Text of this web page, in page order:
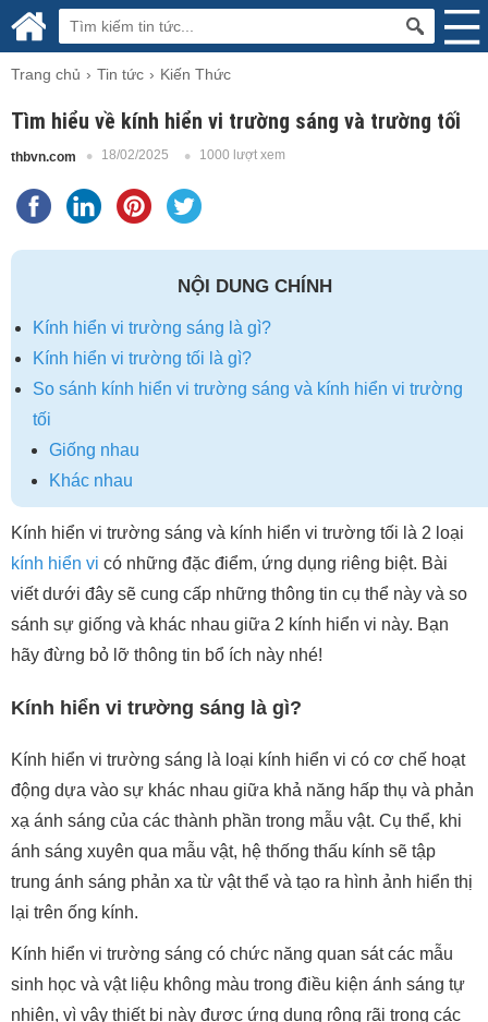
Trang chủ Tin tức Kiến Thức
Tìm hiểu về kính hiển vi trường sáng và trường tối
thbvn.com 18/02/2025 1000 lượt xem
NỘI DUNG CHÍNH
Kính hiển vi trường sáng là gì?
Kính hiển vi trường tối là gì?
So sánh kính hiển vi trường sáng và kính hiển vi trường
tối
Giống nhau
Khác nhau
Kính hiển vi trường sáng và kính hiển vi trường tối là 2 loại
kính hiển vi có những đặc điểm, ứng dụng riêng biệt. Bài
viết dưới đây sẽ cung cấp những thông tin cụ thể này và so
sánh sự giống và khác nhau giữa 2 kính hiển vi này. Bạn
hãy đừng bỏ lỡ thông tin bổ ích này nhé!
Kính hiển vi trường sáng là gì?
Kính hiển vi trường sáng là loại kính hiển vi có cơ chế hoạt
động dựa vào sự khác nhau giữa khả năng hấp thụ và phản
xạ ánh sáng của các thành phần trong mẫu vật. Cụ thể, khi
ánh sáng xuyên qua mẫu vật, hệ thống thấu kính sẽ tập
trung ánh sáng phản xa từ vật thể và tạo ra hình ảnh hiển thị
lại trên ống kính.
Kính hiển vi trường sáng có chức năng quan sát các mẫu
sinh học và vật liệu không màu trong điều kiện ánh sáng tự
nhiên, vì vậy thiết bị này được ứng dụng rộng rãi trong các